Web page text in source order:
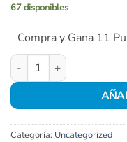
67 disponibles
Compra y Gana 11
Quitapelusas lavable con
Categoría: Uncategorized